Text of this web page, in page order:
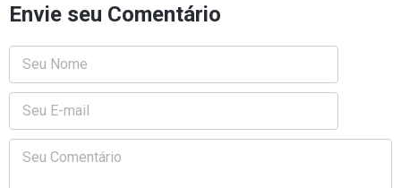
Envie seu Comentário